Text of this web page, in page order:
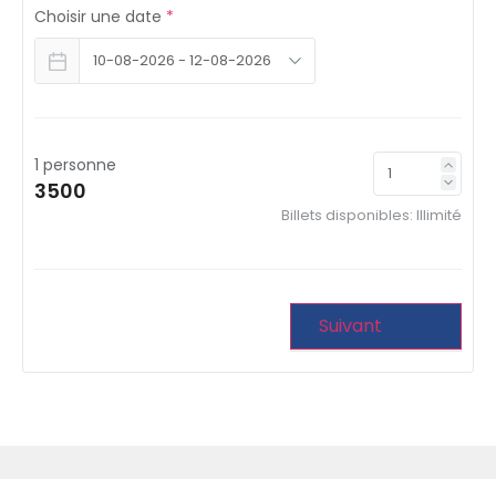
Choisir une date *
1 personne
3500
Billets disponibles: Illimité
Suivant